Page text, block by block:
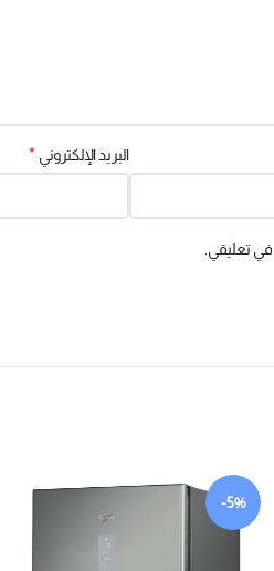
البريد الإلكتروني *
في تعليقي.
-5%